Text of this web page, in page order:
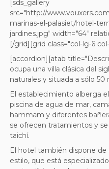
[sds_gallery
src="http://
marinas-el-palasiet/hotel-
jardines.jpg" width="64"
[/grid][grid class="col-lg-6
[accordion][atab
ocupa una villa clásica del
naturales y situada a sólo
El establecimiento alberga
piscina de agua de mar,
hammam y diferentes
se ofrecen tratamientos y
taichí.
El hotel también dispone
estilo, que está